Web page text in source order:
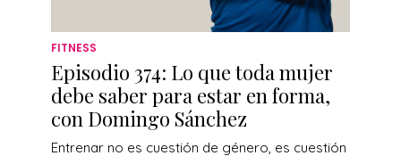
FITNESS
Episodio 374: Lo que toda mujer
debe saber para estar en forma,
con Domingo Sánchez
Entrenar no es cuestión de género, es cuestión